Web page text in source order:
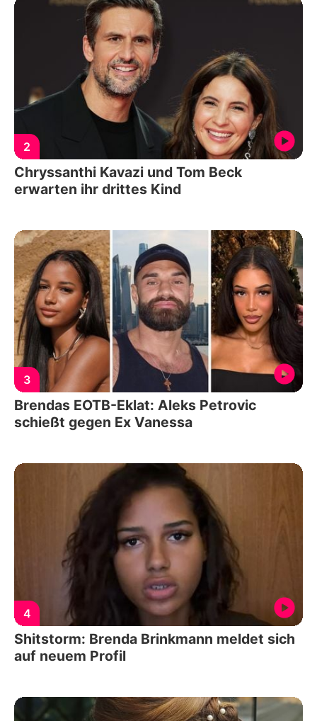
2
Chryssanthi Kavazi und Tom Beck
erwarten ihr drittes Kind
3
Brendas EOTB-Eklat: Aleks Petrovic
schießt gegen Ex Vanessa
4
Shitstorm: Brenda Brinkmann meldet sich
auf neuem Profil